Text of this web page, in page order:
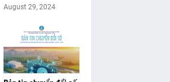
August 29, 2024